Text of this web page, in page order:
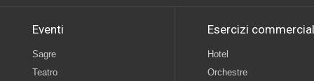
Eventi
Sagre
Teatro
Esercizi
Hotel
Orchestre